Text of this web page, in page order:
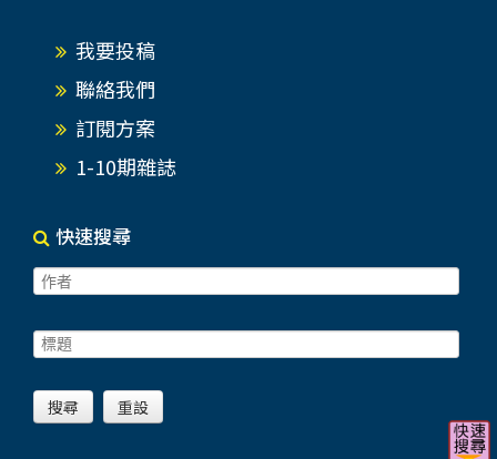
我要投稿
聯絡我們
訂閱方案
1-10期雜誌
快速搜尋